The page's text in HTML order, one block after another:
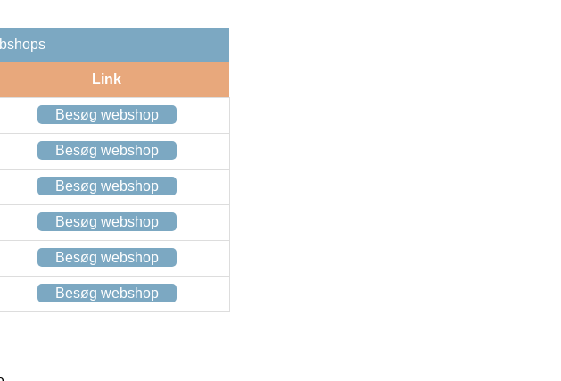
Link
Besøg webshop
Besøg webshop
Besøg webshop
Besøg webshop
Besøg webshop
Besøg webshop